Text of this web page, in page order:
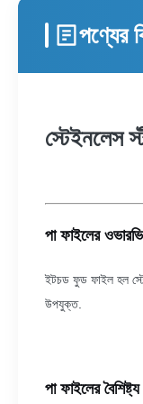
পণ্যের
স্টেইনলেস
পা ফাইলের
ইটচড ফুড ফাইল হল
উপযুক্ত.
পা ফাইলের বৈশিষ্ট্য